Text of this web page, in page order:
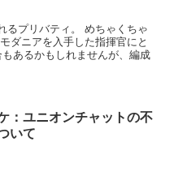
るプリバティ。 めちゃくちゃ
ダニアを入手した指揮官にと
あるかもしれませんが、編成
：ユニオンチャットの不
いて